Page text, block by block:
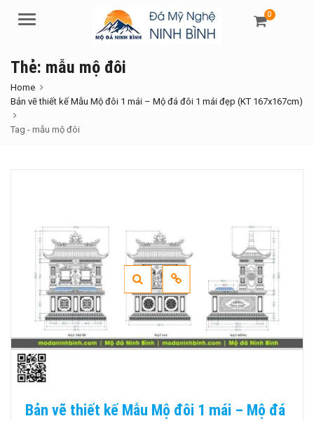
Menu
0
Thẻ: mẫu mộ đôi
Home
Bản vẽ thiết kế Mẫu Mộ đôi 1 mái – Mộ đá đôi 1 mái đẹp (KT 167x167cm)
Tag - mẫu mộ đôi
Bản vẽ thiết kế Mẫu Mộ đôi 1 mái – Mộ đá